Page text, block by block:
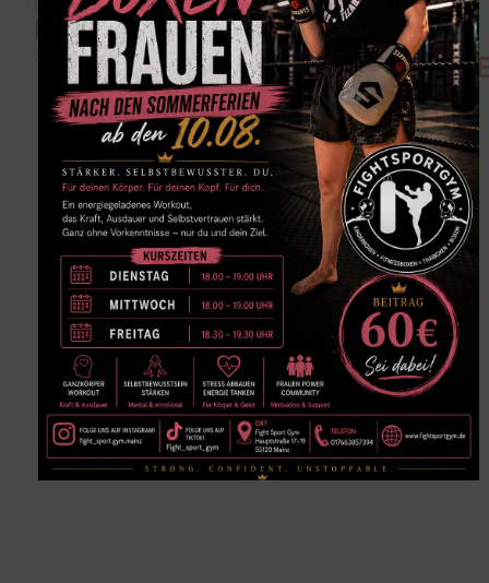
MMA
Samstag 15 bis 16 Uhr
WEITERE
INFOS
FRAUEN
Dienstag 18 bis 19
Uhr & Mittwoch 18 bis
19 Uhr, sowie Freitag
18:30 bis 19:30 Uhr
WEITERE
INFOS